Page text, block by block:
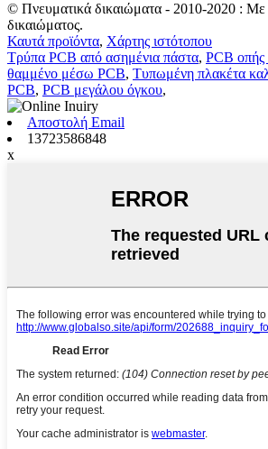
© Πνευματικά δικαιώματα - 2010-2020 : Με
δικαιώματος.
Καυτά προϊόντα, Χάρτης ιστότοπου
Τρύπα PCB από ασημένια πάστα, PCB οπής
θαμμένο μέσω PCB, Τυπωμένη πλακέτα
PCB, PCB μεγάλου όγκου,
Αποστολή Email
13723586848
x